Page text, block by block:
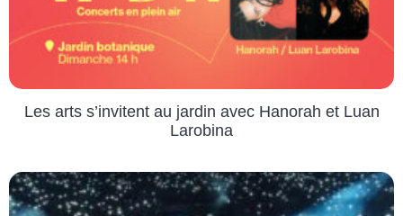
Les arts s’invitent au jardin avec Hanorah et Luan
Larobina